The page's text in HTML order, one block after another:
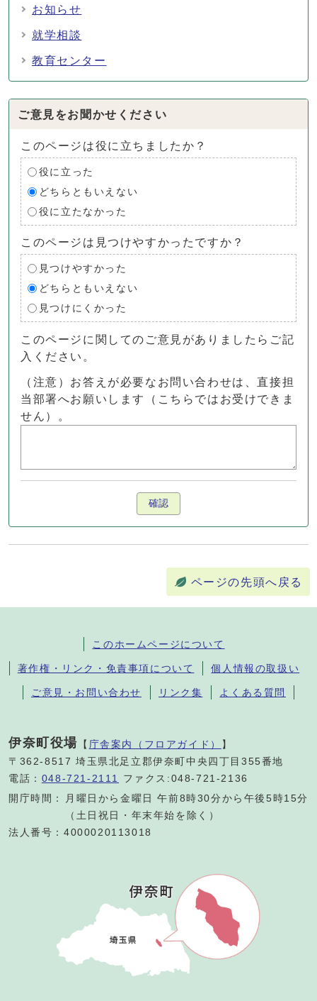
お知らせ
就学相談
教育センター
ご意見をお聞かせください
このページは役に立ちましたか？
役に立った
どちらともいえない
役に立たなかった
このページは見つけやすかったですか？
見つけやすかった
どちらともいえない
見つけにくかった
このページに関してのご意見がありましたらご記
入ください。
（注意）お答えが必要なお問い合わせは、直接担
当部署へお願いします（こちらではお受けできま
せん）。
確認
ページの先頭へ戻る
このホームページについて
著作権・リンク・免責事項について 個人情報の取扱い
ご意見・お問い合わせ リンク集 よくある質問
伊奈町役場 【 庁舎案内（フロアガイド） 】
〒362-8517 埼玉県北足立郡伊奈町中央四丁目355番地
電話： 048-721-2111
ファクス:048-721-2136
開庁時間：
月曜日から金曜日 午前8時30分から午後5時15分
（土日祝日・年末年始を除く）
法人番号：4000020113018